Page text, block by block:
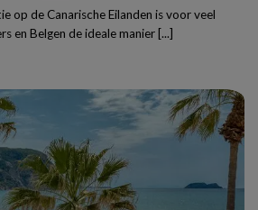
op de Canarische Eilanden is voor veel
en Belgen de ideale manier [...]